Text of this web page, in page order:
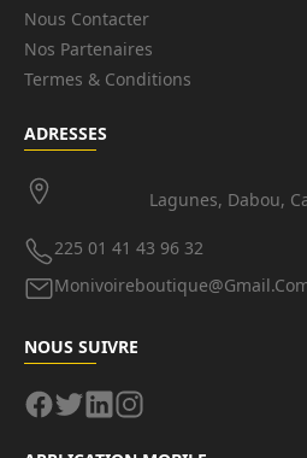
Nous Contacter
Nos Partenaires
Termes & Conditions
ADRESSES
Lagunes, Dabou,
225 01 41 43 96 32
NOUS SUIVRE